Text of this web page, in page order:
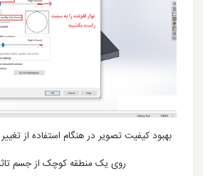
بهبود کیفیت تصویر در هنگام استفاده از
روی یک منطقه کوچک از جسم